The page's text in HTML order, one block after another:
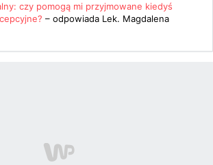
czy pomogą mi przyjmowane kiedyś
– odpowiada Lek. Magdalena